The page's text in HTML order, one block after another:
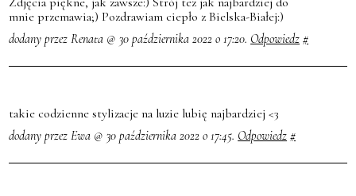
mnie przemawia;) Pozdrawiam ciepło z Bielska-Białej:)
dodany przez Renata @ 30 października 2022 o 17:20. Odpowiedz #
takie codzienne stylizacje na luzie lubię najbardziej <3
dodany przez Ewa @ 30 października 2022 o 17:45. Odpowiedz #